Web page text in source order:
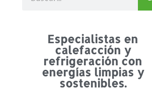
Especialistas en
calefacción y
refrigeración con
energías limpias y
sostenibles.